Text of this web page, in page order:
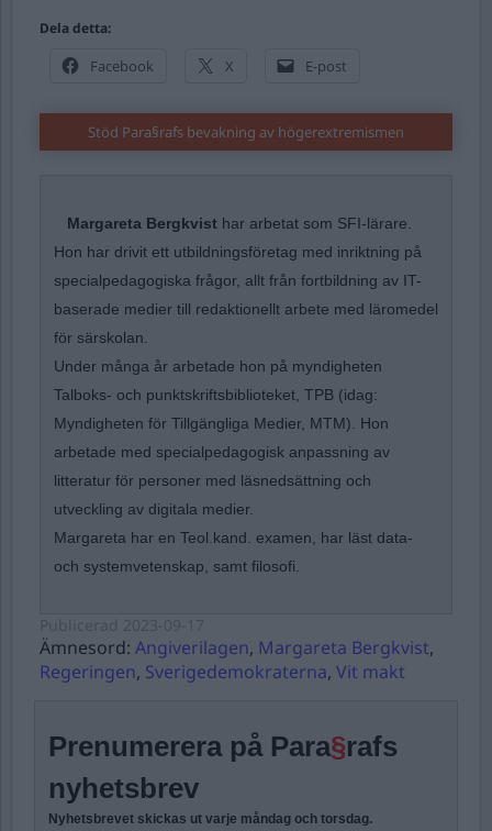
Dela detta:
Facebook X E-post
Stöd Para§rafs bevakning av högerextremismen
Margareta Bergkvist har arbetat som SFI-lärare.
Hon har drivit ett utbildningsföretag med inriktning på
specialpedagogiska frågor, allt från fortbildning av IT-
baserade medier till redaktionellt arbete med läromedel
för särskolan.
Under många år arbetade hon på myndigheten
Talboks- och punktskriftsbiblioteket, TPB (idag:
Myndigheten för Tillgängliga Medier, MTM). Hon
arbetade med specialpedagogisk anpassning av
litteratur för personer med läsnedsättning och
utveckling av digitala medier.
Margareta har en Teol.kand. examen, har läst data-
och systemvetenskap, samt filosofi.
Ämnesord: Angiverilagen, Margareta Bergkvist,
Regeringen, Sverigedemokraterna, Vit makt
Prenumerera på Para§rafs
nyhetsbrev
Nyhetsbrevet skickas ut varje måndag och torsdag.